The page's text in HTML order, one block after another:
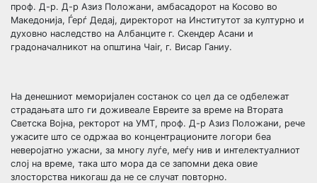
проф. Д-р. Д-р Азиз Положани, амбасадорот на Косово во
Македонија, Ѓерѓ Дедај, директорот на Институтот за културно и
духовно наследство на Албанците г. Скендер Асани и
градоначалникот на општина Чair, г. Висар Ганиу.
На денешниот меморијален состанок со цел да се одбележат
страдањата што ги доживеале Евреите за време на Втората
Светска Војна, ректорот на УМТ, проф. Д-р Азиз Положани, рече
ужасите што се одржаa во концентрационите логори беа
неверојатнo ужасни, за многу луѓе, меѓу нив и интелектуалниот
слој на време, така што мора да се запомни дека овие
злосторства никогаш да не се случат повторно.